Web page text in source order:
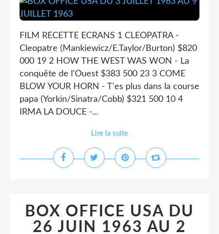
FILM RECETTE ECRANS 1 CLEOPATRA -
Cleopatre (Mankiewicz/E.Taylor/Burton) $820
000 19 2 HOW THE WEST WAS WON - La
conquête de l'Ouest $383 500 23 3 COME
BLOW YOUR HORN - T'es plus dans la course
papa (Yorkin/Sinatra/Cobb) $321 500 10 4
IRMA LA DOUCE -...
Lire la suite
BOX OFFICE USA DU
26 JUIN 1963 AU 2